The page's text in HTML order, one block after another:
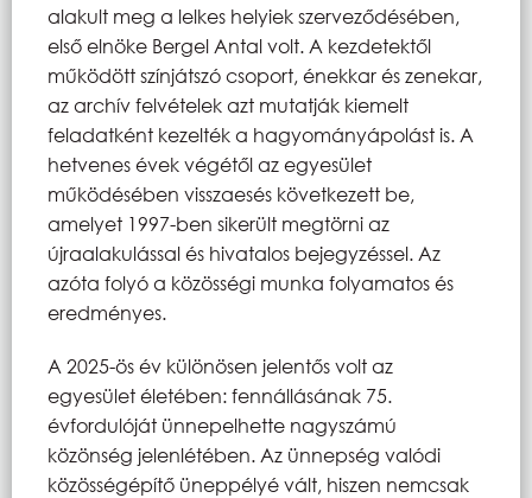
alakult meg a lelkes helyiek szerveződésében,
első elnöke Bergel Antal volt. A kezdetektől
működött színjátszó csoport, énekkar és zenekar,
az archív felvételek azt mutatják kiemelt
feladatként kezelték a hagyományápolást is. A
hetvenes évek végétől az egyesület
működésében visszaesés következett be,
amelyet 1997-ben sikerült megtörni az
újraalakulással és hivatalos bejegyzéssel. Az
azóta folyó a közösségi munka folyamatos és
eredményes.
A 2025-ös év különösen jelentős volt az
egyesület életében: fennállásának 75.
évfordulóját ünnepelhette nagyszámú
közönség jelenlétében. Az ünnepség valódi
közösségépítő üneppélyé vált, hiszen nemcsak